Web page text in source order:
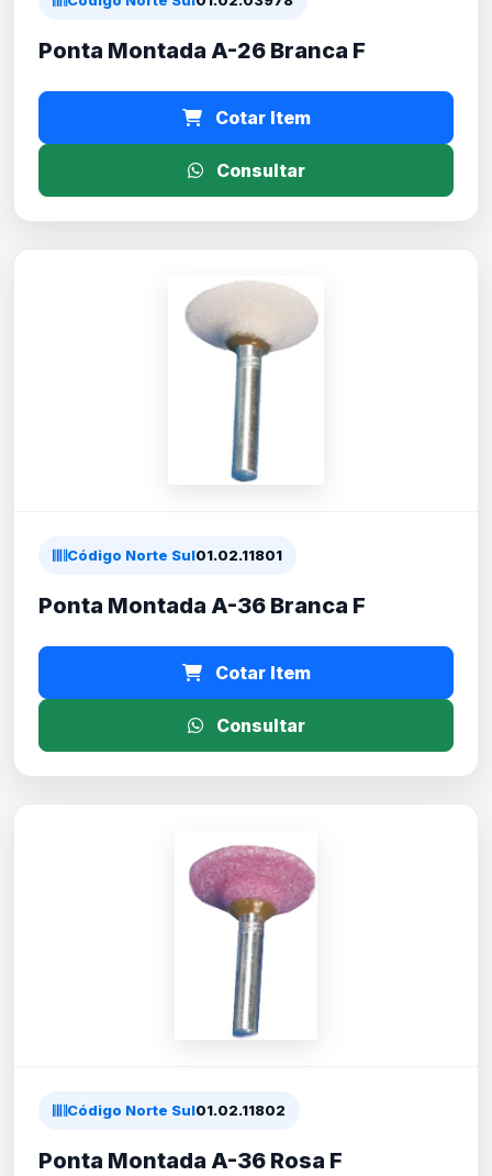
Ponta Montada A-26 Branca F
Cotar Item
Consultar
Código Norte Sul01.02.11801
Ponta Montada A-36 Branca F
Cotar Item
Consultar
Código Norte Sul01.02.11802
Ponta Montada A-36 Rosa F